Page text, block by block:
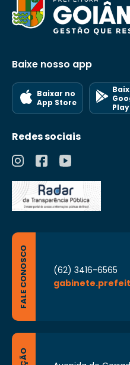
Baixe nosso app
Baixar no
App Store
Play
Redes sociais
FALE CONOSCO
(62) 3416-6565